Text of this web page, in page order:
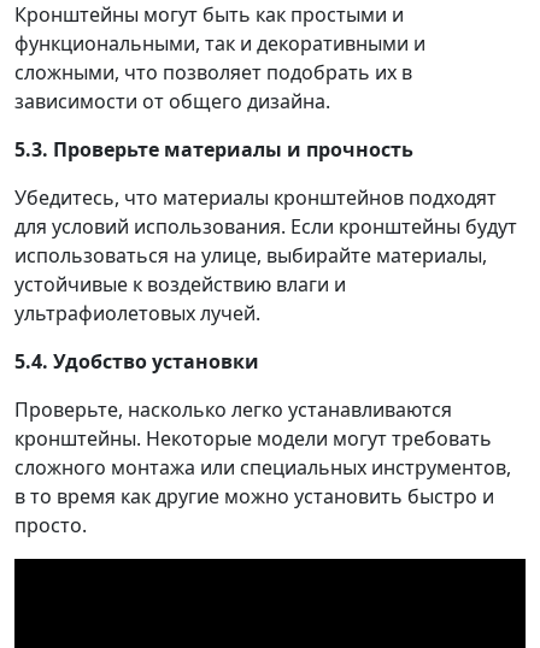
Кронштейны могут быть как простыми и
функциональными, так и декоративными и
сложными, что позволяет подобрать их в
зависимости от общего дизайна.
5.3. Проверьте материалы и прочность
Убедитесь, что материалы кронштейнов подходят
для условий использования. Если кронштейны будут
использоваться на улице, выбирайте материалы,
устойчивые к воздействию влаги и
ультрафиолетовых лучей.
5.4. Удобство установки
Проверьте, насколько легко устанавливаются
кронштейны. Некоторые модели могут требовать
сложного монтажа или специальных инструментов,
в то время как другие можно установить быстро и
просто.